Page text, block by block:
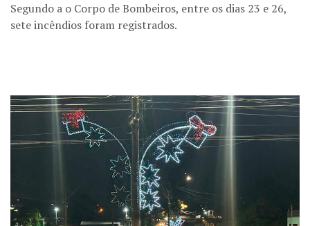
Segundo a o Corpo de Bombeiros, entre os dias 23 e 26,
sete incêndios foram registrados.